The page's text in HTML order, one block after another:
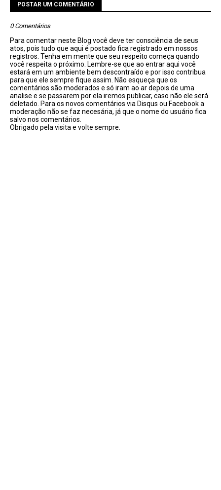
POSTAR UM COMENTÁRIO
0 Comentários
Para comentar neste Blog você deve ter consciência de seus
atos, pois tudo que aqui é postado fica registrado em nossos
registros. Tenha em mente que seu respeito começa quando
você respeita o próximo. Lembre-se que ao entrar aqui você
estará em um ambiente bem descontraído e por isso contribua
para que ele sempre fique assim. Não esqueça que os
comentários são moderados e só iram ao ar depois de uma
analise e se passarem por ela iremos publicar, caso não ele será
deletado. Para os novos comentários via Disqus ou Facebook a
moderação não se faz necesária, já que o nome do usuário fica
salvo nos comentários.
Obrigado pela visita e volte sempre.